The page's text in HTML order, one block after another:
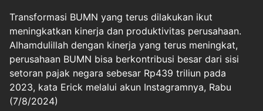
Transformasi BUMN yang terus dilakukan ikut
meningkatkan kinerja dan produktivitas perusahaan.
Alhamdulillah dengan kinerja yang terus meningkat,
perusahaan BUMN bisa berkontribusi besar dari sisi
setoran pajak negara sebesar Rp439 triliun pada
2023, kata Erick melalui akun Instagramnya, Rabu
(7/8/2024)